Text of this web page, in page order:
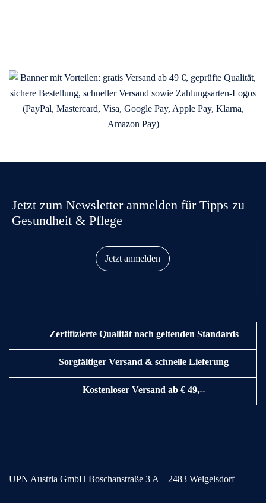
Jetzt zum Newsletter anmelden für Tipps zu
Gesundheit & Pflege
Jetzt anmelden
Zertifizierte Qualität nach geltenden Standards
Sorgfältiger Versand & schnelle Lieferung
Kostenloser Versand ab € 49,--
UPN Austria GmbH Boschanstraße 3 A – 2483 Weigelsdorf